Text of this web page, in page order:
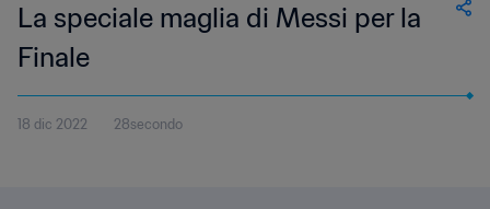
La speciale maglia di Messi per la
Finale
18 dic 2022 28secondo